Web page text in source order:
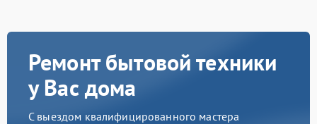
Ремонт бытовой техники
у Вас дома
С выездом квалифицированного мастера